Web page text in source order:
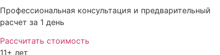
Профессиональная консультация и предварительный
расчет за 1 день
Рассчитать стоимость
11+ лет